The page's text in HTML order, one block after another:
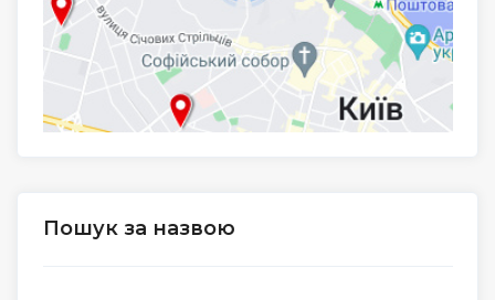
Пошук за назвою